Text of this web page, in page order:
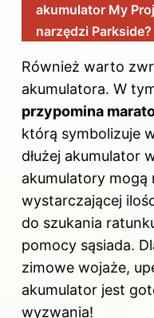
akumulator My
narzędzi Parkside?
Również warto
akumulatora. W
przypomina
którą symbolizuje
dłużej akumulator
akumulatory mogą
wystarczającej
do szukania
pomocy sąsiada.
zimowe wojaże,
akumulator jest
wyzwania!